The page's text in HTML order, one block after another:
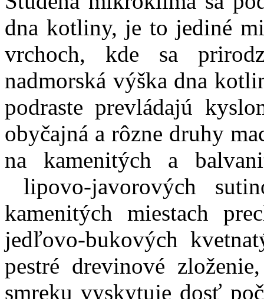
dna kotliny, je to jediné
vrchoch, kde sa
nadmorská výška dna
podraste prevládajú
obyčajná a rôzne druhy
na kamenitých a
lipovo-javorových
kamenitých miestach
jedľovo-bukových
pestré drevinové
smreku vyskytuje dosť